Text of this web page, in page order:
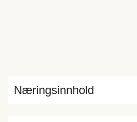
Næringsinnhold